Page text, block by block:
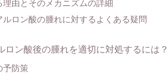
理由とそのメカニズムの詳細
ルロン酸の腫れに対するよくある疑問
ロン酸後の腫れを適切に対処するには？
予防策